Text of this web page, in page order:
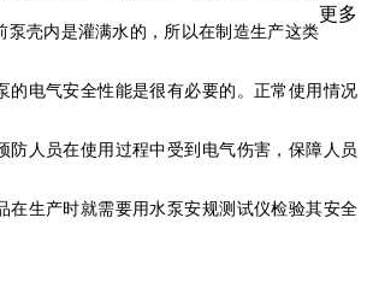
更多
泵壳内是灌满水的，所以在制造生产这类
的电气安全性能是很有必要的。正常使用情况
防人员在使用过程中受到电气伤害，保障人员
在生产时就需要用水泵安规测试仪检验其安全